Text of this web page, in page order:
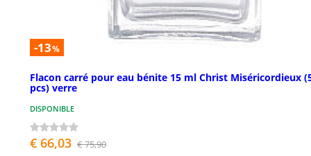
-13%
Flacon carré pour eau bénite 15 ml Christ Miséricordieux
pcs) verre
DISPONIBLE
€ 66,03 € 75,90